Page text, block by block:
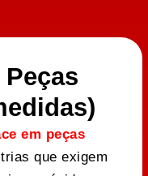
em peças
que exigem